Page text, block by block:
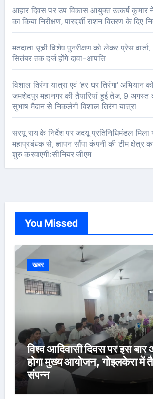
आहार दिवस पर उप विकास आयुक्त उत्कर्ष कुमार
का किया निरीक्षण, पारदर्शी राशन वितरण के दिए
मतदाता सूची विशेष पुनरीक्षण को लेकर प्रेस
सितंबर तक दर्ज होंगे दावा-आपत्ति
विशाल तिरंगा यात्रा एवं ‘हर घर तिरंगा’ अभियान
जमशेदपुर महानगर की तैयारियां हुई तेज, 9 अगस्त
सुभाष मैदान से निकलेगी विशाल तिरंगा यात्रा
सरयू राय के निर्देश पर जदयू प्रतिनिधिमंडल
महाप्रबंधक से, ज्ञापन सौंपा कंपनी की टीम क्षेत्र
शुरु करवाएगीःसीनियर जीएम
You Missed
खबर
विश्व आदिवासी दिवस पर इस बार
होगा मुख्य आयोजन, गोइलकेरा में
संपन्न